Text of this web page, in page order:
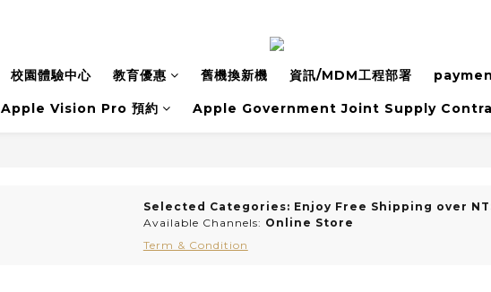
校園體驗中心 教育優惠 舊機換新機 資訊/MDM⼯程部署
Apple Vision Pro 預約 Apple Government Joint Supply
Selected Categories: Enjoy Free Shipping over
Available Channels: Online Store
Term & Condition